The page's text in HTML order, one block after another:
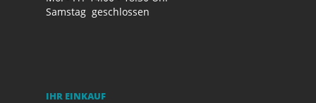
Samstag geschlossen
IHR EINKAUF